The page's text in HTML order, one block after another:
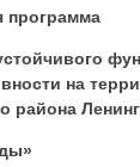
программа
на
района